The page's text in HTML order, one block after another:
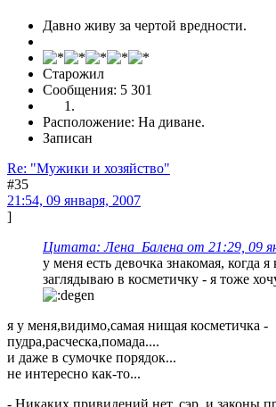
Давно живу за чертой вредности.
Старожил
Сообщения: 5 301
Расположение: На диване.
Записан
Re: "Мужики и хозяйство"
#35
21:54, 09 января, 2007
]
Цитата: Лена_Балена от 21:29, 09
у меня есть девочка знакомая, когда я
заглядываю в косметичку - я тоже
я у меня,видимо,самая нищая косметичка -
пудра,расческа,помада....
и даже в сумочке порядок...
не интересно как-то...